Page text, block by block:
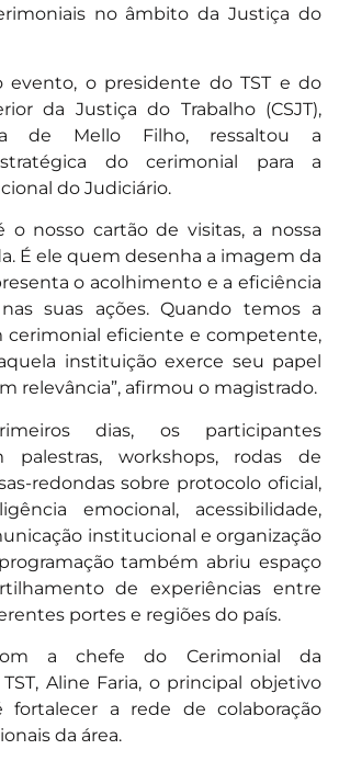
no âmbito da Justiça do
evento, o presidente do TST e do
da Justiça do Trabalho (CSJT),
de Mello Filho, ressaltou a
do cerimonial para a
do Judiciário.
o nosso cartão de visitas, a nossa
É ele quem desenha a imagem da
o acolhimento e a eficiência
suas ações. Quando temos a
cerimonial eficiente e competente,
instituição exerce seu papel
relevância”, afirmou o magistrado.
dias, os participantes
palestras, workshops, rodas de
redondas sobre protocolo oficial,
emocional, acessibilidade,
institucional e organização
também abriu espaço
de experiências entre
portes e regiões do país.
a chefe do Cerimonial da
Aline Faria, o principal objetivo
a rede de colaboração
da área.